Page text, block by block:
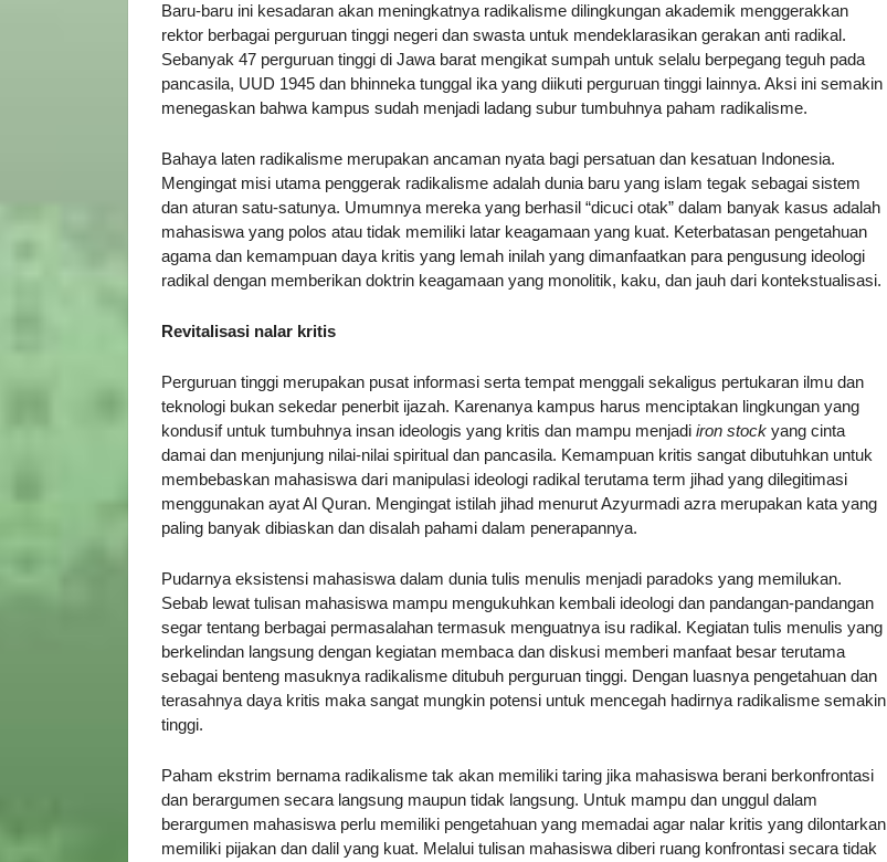
Baru-baru ini kesadaran akan meningkatnya radikalisme dilingkungan akademik menggerakkan
rektor berbagai perguruan tinggi negeri dan swasta untuk mendeklarasikan gerakan anti radikal.
Sebanyak 47 perguruan tinggi di Jawa barat mengikat sumpah untuk selalu berpegang teguh pada
pancasila, UUD 1945 dan bhinneka tunggal ika yang diikuti perguruan tinggi lainnya. Aksi ini semakin
menegaskan bahwa kampus sudah menjadi ladang subur tumbuhnya paham radikalisme.
Bahaya laten radikalisme merupakan ancaman nyata bagi persatuan dan kesatuan Indonesia.
Mengingat misi utama penggerak radikalisme adalah dunia baru yang islam tegak sebagai sistem
dan aturan satu-satunya. Umumnya mereka yang berhasil “dicuci otak” dalam banyak kasus adalah
mahasiswa yang polos atau tidak memiliki latar keagamaan yang kuat. Keterbatasan pengetahuan
agama dan kemampuan daya kritis yang lemah inilah yang dimanfaatkan para pengusung ideologi
radikal dengan memberikan doktrin keagamaan yang monolitik, kaku, dan jauh dari kontekstualisasi.
Revitalisasi nalar kritis
Perguruan tinggi merupakan pusat informasi serta tempat menggali sekaligus pertukaran ilmu dan
teknologi bukan sekedar penerbit ijazah. Karenanya kampus harus menciptakan lingkungan yang
kondusif untuk tumbuhnya insan ideologis yang kritis dan mampu menjadi iron stock yang cinta
damai dan menjunjung nilai-nilai spiritual dan pancasila. Kemampuan kritis sangat dibutuhkan untuk
membebaskan mahasiswa dari manipulasi ideologi radikal terutama term jihad yang dilegitimasi
menggunakan ayat Al Quran. Mengingat istilah jihad menurut Azyurmadi azra merupakan kata yang
paling banyak dibiaskan dan disalah pahami dalam penerapannya.
Pudarnya eksistensi mahasiswa dalam dunia tulis menulis menjadi paradoks yang memilukan.
Sebab lewat tulisan mahasiswa mampu mengukuhkan kembali ideologi dan pandangan-pandangan
segar tentang berbagai permasalahan termasuk menguatnya isu radikal. Kegiatan tulis menulis yang
berkelindan langsung dengan kegiatan membaca dan diskusi memberi manfaat besar terutama
sebagai benteng masuknya radikalisme ditubuh perguruan tinggi. Dengan luasnya pengetahuan dan
terasahnya daya kritis maka sangat mungkin potensi untuk mencegah hadirnya radikalisme semakin
tinggi.
Paham ekstrim bernama radikalisme tak akan memiliki taring jika mahasiswa berani berkonfrontasi
dan berargumen secara langsung maupun tidak langsung. Untuk mampu dan unggul dalam
berargumen mahasiswa perlu memiliki pengetahuan yang memadai agar nalar kritis yang dilontarkan
memiliki pijakan dan dalil yang kuat. Melalui tulisan mahasiswa diberi ruang konfrontasi secara tidak